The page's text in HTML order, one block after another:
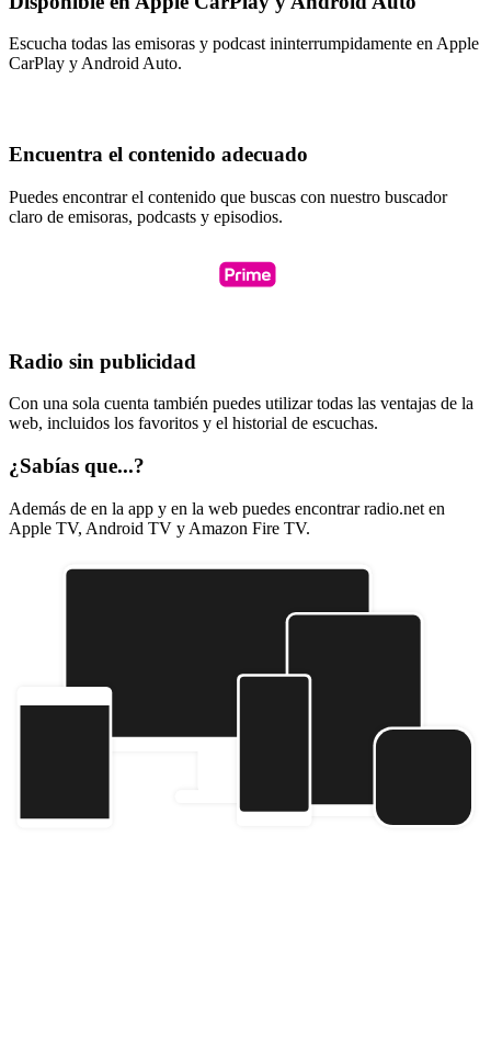
Escucha todas las emisoras y podcast ininterrumpidamente en Apple
CarPlay y Android Auto.
Encuentra el contenido adecuado
Puedes encontrar el contenido que buscas con nuestro buscador
claro de emisoras, podcasts y episodios.
Radio sin publicidad
Con una sola cuenta también puedes utilizar todas las ventajas de la
web, incluidos los favoritos y el historial de escuchas.
¿Sabías que...?
Además de en la app y en la web puedes encontrar radio.net en
Apple TV, Android TV y Amazon Fire TV.